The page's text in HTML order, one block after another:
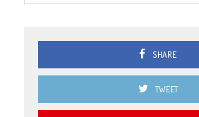
SHARE
TWEET